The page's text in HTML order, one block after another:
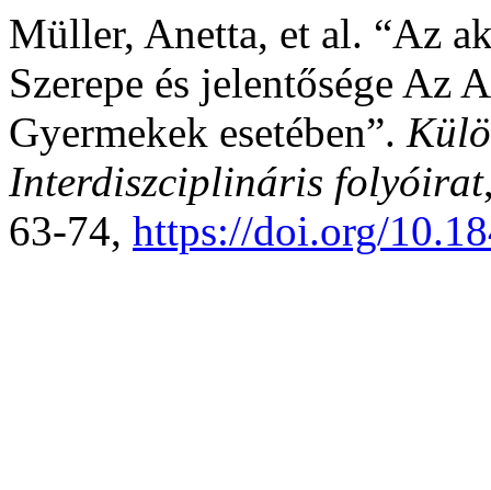
Müller, Anetta, et al. “Az
Szerepe és jelentősége Az
Gyermekek esetében”.
Interdiszciplináris folyóirat
63-74, https://doi.org/